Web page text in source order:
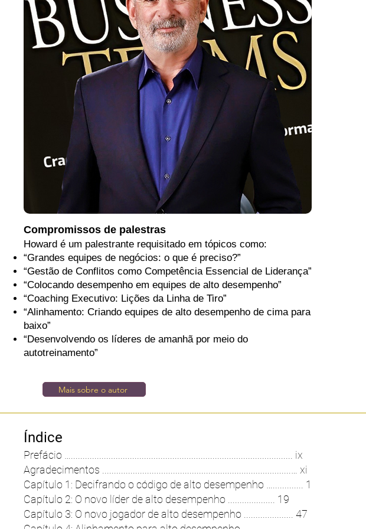
Compromissos de palestras
Howard é um palestrante requisitado em tópicos como:
“Grandes equipes de negócios: o que é preciso?”
“Gestão de Conflitos como Competência Essencial de Liderança”
“Colocando desempenho em equipes de alto desempenho”
“Coaching Executivo: Lições da Linha de Tiro”
“Alinhamento: Criando equipes de alto desempenho de cima para
baixo”
“Desenvolvendo os líderes de amanhã por meio do
autotreinamento”
Mais sobre o autor
Índice
Prefácio ….............................................................................................. ix
Agradecimentos ................................................................................… xi
Capítulo 1: Decifrando o código de alto desempenho …............. 1
Capítulo 2: O novo líder de alto desempenho .................... 19
Capítulo 3: O novo jogador de alto desempenho ..................... 47